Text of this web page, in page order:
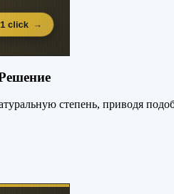
степень, приводя